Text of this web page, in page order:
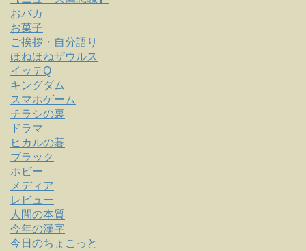
おバカ
お菓子
ご挨拶・自分語り
ほねほねザウルス
イッテQ
キングダム
スマホゲーム
チラシの裏
ドラマ
ヒカルの碁
ブラック
ホビー
メディア
レビュー
人間の本質
今年の漢字
今日のちょこっと